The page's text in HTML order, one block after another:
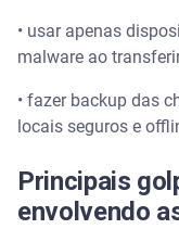
• usar apenas
malware ao
• fazer backup das
locais seguros e
Principais
envolvendo